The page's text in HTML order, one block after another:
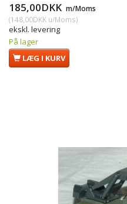
185,00DKK m/Moms
(148,00DKK u/Moms)
ekskl. levering
På lager
LÆG I KURV